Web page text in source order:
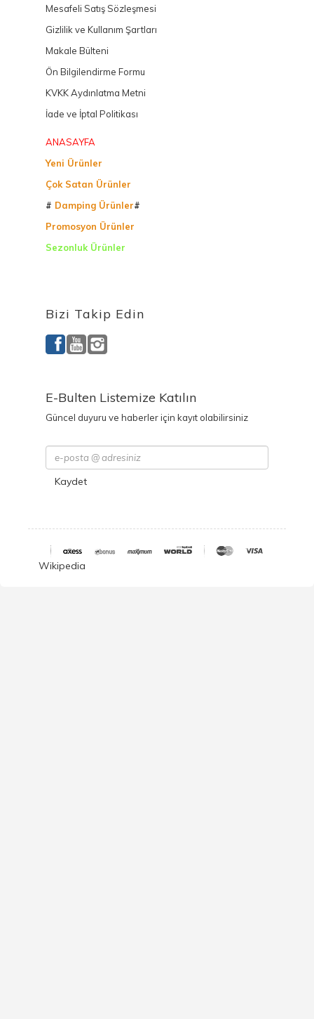
Mesafeli Satış Sözleşmesi
Gizlilik ve Kullanım Şartları
Makale Bülteni
Ön Bilgilendirme Formu
KVKK Aydınlatma Metni
İade ve İptal Politikası
ANASAYFA
Yeni Ürünler
Çok Satan Ürünler
# Damping Ürünler#
Promosyon Ürünler
Sezonluk Ürünler
Bizi Takip Edin
E-Bulten Listemize Katılın
Güncel duyuru ve haberler için kayıt olabilirsiniz
Kaydet
Wikipedia